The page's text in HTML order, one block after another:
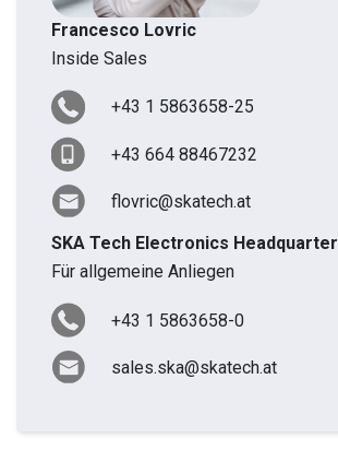
Francesco Lovric
Inside Sales
+43 1 5863658-25
+43 664 88467232
flovric@skatech.at
SKA Tech Electronics Headquarter
Für allgemeine Anliegen
+43 1 5863658-0
sales.ska@skatech.at